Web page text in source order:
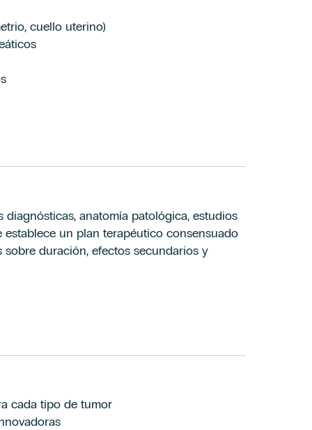
cuello uterino)
anatomía patológica, estudios
un plan terapéutico consensuado
duración, efectos secundarios y
cada tipo de tumor